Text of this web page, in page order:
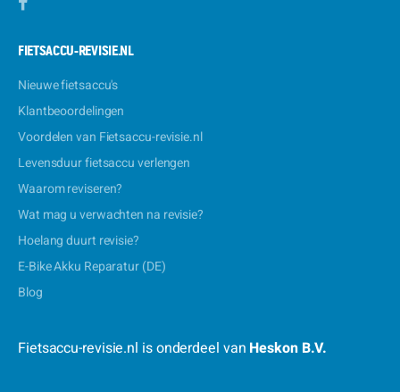
FIETSACCU-REVISIE.NL
Nieuwe fietsaccu's
Klantbeoordelingen
Voordelen van Fietsaccu-revisie.nl
Levensduur fietsaccu verlengen
Waarom reviseren?
Wat mag u verwachten na revisie?
Hoelang duurt revisie?
E-Bike Akku Reparatur (DE)
Blog
Fietsaccu-revisie.nl is onderdeel van Heskon B.V.